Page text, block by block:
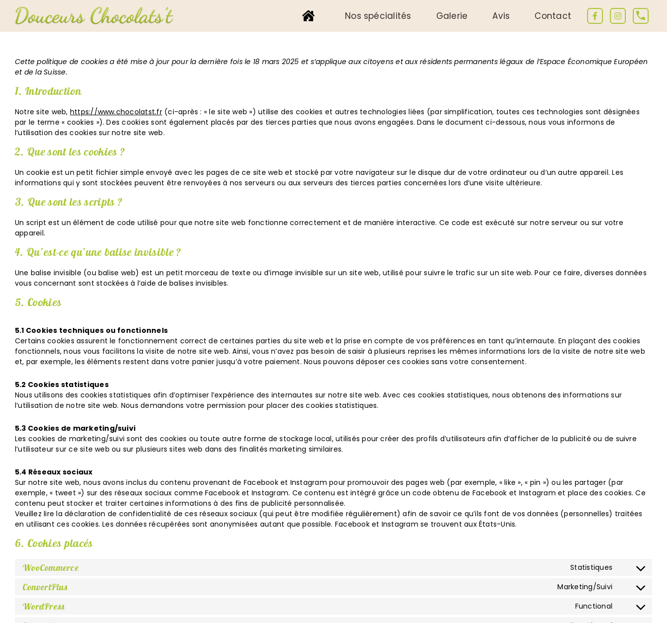
Passer
contenu
Nos spécialités Galerie Avis Contact
Cette politique de cookies a été mise à jour pour la dernière fois le 18 mars 2025 et s’applique aux citoyens et aux résidents permanents légaux de l’Espace Économique Européen
et de la Suisse.
1. Introduction
Notre site web, https://www.chocolatst.fr(ci-après : « le site web ») utilise des cookies et autres technologies liées (par simplification, toutes ces technologies sont désignées
par le terme « cookies »). Des cookies sont également placés par des tierces parties que nous avons engagées. Dans le document ci-dessous, nous vous informons de
l’utilisation des cookies sur notre site web.
2. Que sont les cookies ?
Un cookie est un petit fichier simple envoyé avec les pages de ce site web et stocké par votre navigateur sur le disque dur de votre ordinateur ou d’un autre appareil. Les
informations qui y sont stockées peuvent être renvoyées à nos serveurs ou aux serveurs des tierces parties concernées lors d’une visite ultérieure.
3. Que sont les scripts ?
Un script est un élément de code utilisé pour que notre site web fonctionne correctement et de manière interactive. Ce code est exécuté sur notre serveur ou sur votre
appareil.
4. Qu’est-ce qu’une balise invisible ?
Une balise invisible (ou balise web) est un petit morceau de texte ou d’image invisible sur un site web, utilisé pour suivre le trafic sur un site web. Pour ce faire, diverses données
vous concernant sont stockées à l’aide de balises invisibles.
5. Cookies
5.1 Cookies techniques ou fonctionnels
Certains cookies assurent le fonctionnement correct de certaines parties du site web et la prise en compte de vos préférences en tant qu’internaute. En plaçant des cookies
fonctionnels, nous vous facilitons la visite de notre site web. Ainsi, vous n’avez pas besoin de saisir à plusieurs reprises les mêmes informations lors de la visite de notre site web
et, par exemple, les éléments restent dans votre panier jusqu’à votre paiement. Nous pouvons déposer ces cookies sans votre consentement.
5.2 Cookies statistiques
Nous utilisons des cookies statistiques afin d’optimiser l’expérience des internautes sur notre site web. Avec ces cookies statistiques, nous obtenons des informations sur
l’utilisation de notre site web. Nous demandons votre permission pour placer des cookies statistiques.
5.3 Cookies de marketing/suivi
Les cookies de marketing/suivi sont des cookies ou toute autre forme de stockage local, utilisés pour créer des profils d’utilisateurs afin d’afficher de la publicité ou de suivre
l’utilisateur sur ce site web ou sur plusieurs sites web dans des finalités marketing similaires.
5.4 Réseaux sociaux
Sur notre site web, nous avons inclus du contenu provenant de Facebook et Instagram pour promouvoir des pages web (par exemple, « like », « pin ») ou les partager (par
exemple, « tweet ») sur des réseaux sociaux comme Facebook et Instagram. Ce contenu est intégré grâce un code obtenu de Facebook et Instagram et place des cookies. Ce
contenu peut stocker et traiter certaines informations à des fins de publicité personnalisée.
Veuillez lire la déclaration de confidentialité de ces réseaux sociaux (qui peut être modifiée régulièrement) afin de savoir ce qu’ils font de vos données (personnelles) traitées
en utilisant ces cookies. Les données récupérées sont anonymisées autant que possible. Facebook et Instagram se trouvent aux États-Unis.
6. Cookies placés
WooCommerce Statistiques
Consent
service
ConvertPlus Marketing/Suivi
Consent
service
WordPress Functional
Consent